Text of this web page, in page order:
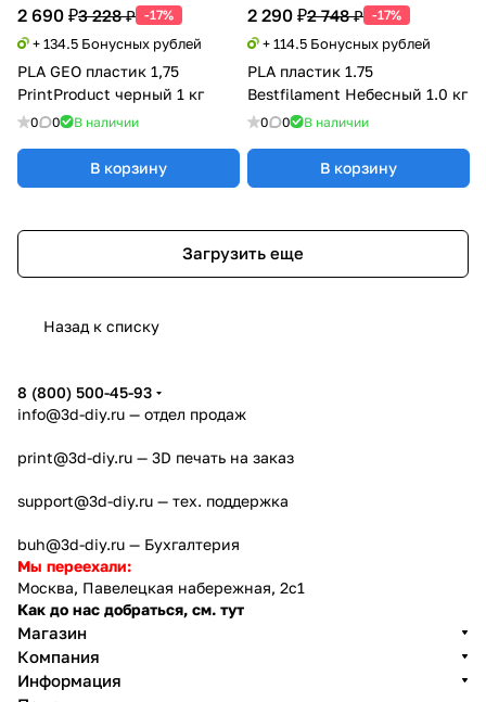
2 690 ₽3 228 ₽ -17%
+ 134.5 Бонусных рублей
PLA GEO пластик 1,75
PrintProduct черный 1 кг
0 0 В наличии
В корзину
2 290 ₽2 748 ₽ -17%
+ 114.5 Бонусных рублей
PLA пластик 1.75
Bestfilament Небесный 1.0 кг
0 0 В наличии
В корзину
Загрузить еще
Назад к списку
8 (800) 500-45-93
info@3d-diy.ru — отдел продаж
print@3d-diy.ru — 3D печать на заказ
support@3d-diy.ru — тех. поддержка
buh@3d-diy.ru — Бухгалтерия
Мы переехали:
Москва, Павелецкая набережная, 2с1
Как до нас добраться, см. тут
Магазин
Компания
Информация